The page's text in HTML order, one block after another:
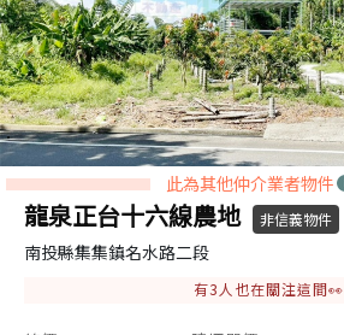
此為其他仲介業者物件
龍泉正台十六線農地 非信義物件
南投縣集集鎮名水路二段
有3 人也在關注這間👀